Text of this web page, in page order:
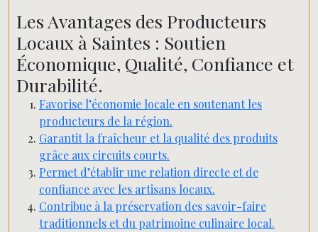
Les Avantages des Producteurs
Locaux à Saintes : Soutien
Économique, Qualité, Confiance et
Durabilité.
Favorise l’économie locale en soutenant les
producteurs de la région.
Garantit la fraîcheur et la qualité des produits
grâce aux circuits courts.
Permet d’établir une relation directe et de
confiance avec les artisans locaux.
Contribue à la préservation des savoir-faire
traditionnels et du patrimoine culinaire local.